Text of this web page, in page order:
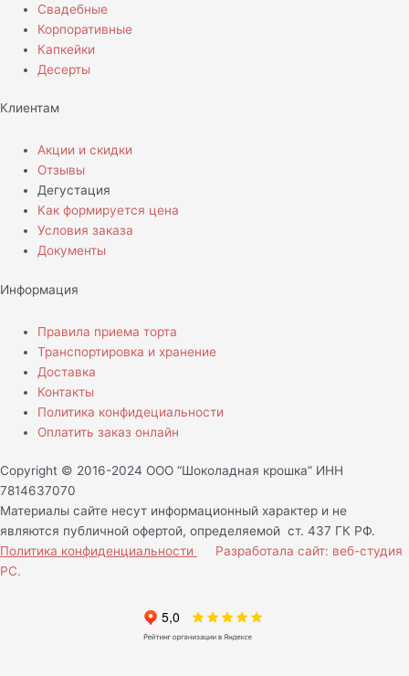
Свадебные
Корпоративные
Капкейки
Десерты
Клиентам
Акции и скидки
Отзывы
Дегустация
Как формируется цена
Условия заказа
Документы
Информация
Правила приема торта
Транспортировка и хранение
Доставка
Контакты
Политика конфидециальности
Оплатить заказ онлайн
Copyright © 2016-2024 ООО “Шоколадная крошка” ИНН
7814637070
Материалы сайте несут информационный характер и не
являются публичной офертой, определяемой ст. 437 ГК РФ.
Политика конфиденциальности
Разработала сайт: веб-студия
РС.